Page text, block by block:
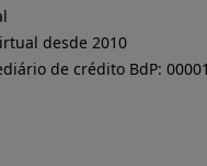
desde 2010
de crédito BdP: